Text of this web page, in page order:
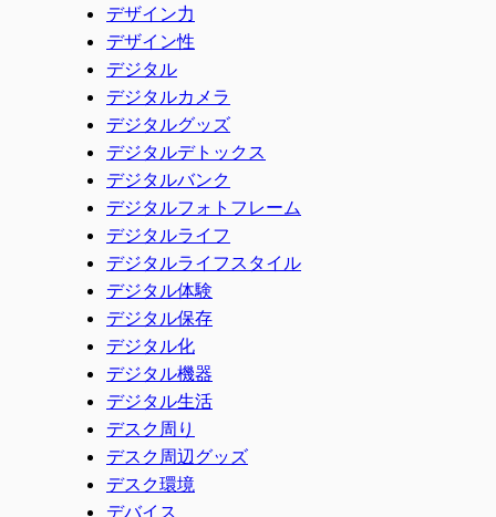
デザイン力
デザイン性
デジタル
デジタルカメラ
デジタルグッズ
デジタルデトックス
デジタルバンク
デジタルフォトフレーム
デジタルライフ
デジタルライフスタイル
デジタル体験
デジタル保存
デジタル化
デジタル機器
デジタル生活
デスク周り
デスク周辺グッズ
デスク環境
デバイス